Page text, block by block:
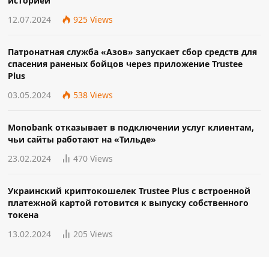
12.07.2024
925 Views
Патронатная служба «Азов» запускает сбор средств для
спасения раненых бойцов через приложение Trustee
Plus
03.05.2024
538 Views
Monobank отказывает в подключении услуг клиентам,
чьи сайты работают на «Тильде»
23.02.2024
470 Views
Украинский криптокошелек Trustee Plus с встроенной
платежной картой готовится к выпуску собственного
токена
13.02.2024
205 Views